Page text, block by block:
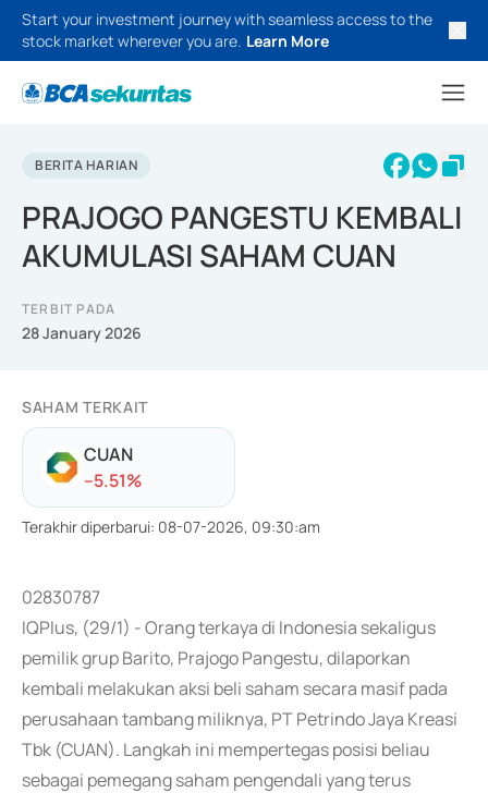
Start your investment journey with seamless access to the
stock market wherever you are. Learn More
BERITA HARIAN
PRAJOGO PANGESTU KEMBALI
AKUMULASI SAHAM CUAN
TERBIT PADA
28 January 2026
SAHAM TERKAIT
CUAN
--5.51%
Terakhir diperbarui: 08-07-2026, 09:30:am
02830787
IQPlus, (29/1) - Orang terkaya di Indonesia sekaligus
pemilik grup Barito, Prajogo Pangestu, dilaporkan
kembali melakukan aksi beli saham secara masif pada
perusahaan tambang miliknya, PT Petrindo Jaya Kreasi
Tbk (CUAN). Langkah ini mempertegas posisi beliau
sebagai pemegang saham pengendali yang terus